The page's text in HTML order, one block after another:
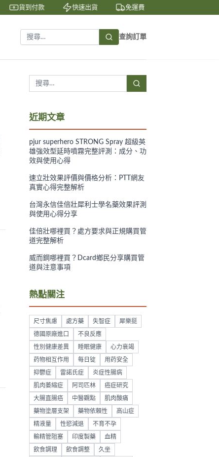
貨到付款 快速出貨 免運費
查詢訂單
近期文章
pjur superhero STRONG Spray 超級英
雄強效型延時噴霧完整評測：成分、功
效與使用心得
速立壯效果評價與價格分析：PTT網友
真實心得完整解析
台灣永信佳倍壯犀利士學名藥效果評測
與使用心得分享
佳倍壯哪裡買？處方要求與正規購買管
道完整解析
威而鋼哪裡買？Dcard鄉民分享購買管
道與注意事項
熱點關注
尺寸焦慮 處方藥 失智症 犀樂挺
德國原廠進口 不良反應
性別健康差異 睡眠健康 心力衰竭
药物相互作用 每日锭 用药安全
抑鬱症 雷諾氏症 炎症性腸病
肌肉萎縮症 阿司匹林 癌症研究
大腸直腸癌 中醫觀點 肌肉酸痛
藥物塗層支架 藥物依賴性 高山症
精液量 性慾減退 不育不孕
輸精管阻塞 印度製藥 血精
飲食調理 飲食調整 久坐